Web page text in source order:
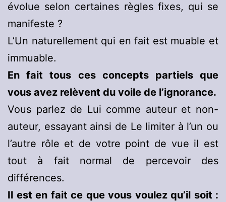
évolue selon certaines règles fixes, qui se
manifeste ?
L’Un naturellement qui en fait est muable et
immuable.
En fait tous ces concepts partiels que
vous avez relèvent du voile de l’ignorance.
Vous parlez de Lui comme auteur et non-
auteur, essayant ainsi de Le limiter à l’un ou
l’autre rôle et de votre point de vue il est
tout à fait normal de percevoir des
différences.
Il est en fait ce que vous voulez qu’il soit :